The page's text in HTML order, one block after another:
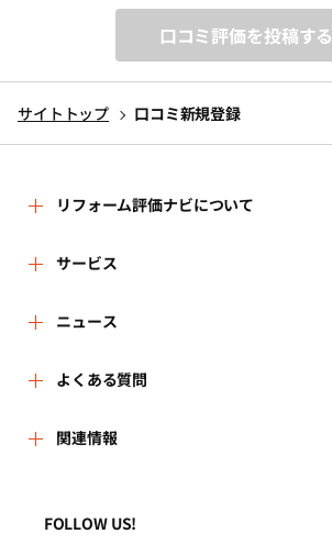
口コミ評価を投稿する
サイトトップ 口コミ新規登録
リフォーム評価ナビについて
リフォーム評価ナビとは
運営体制
はじめての方へ
事務局へのお問い合せ
地域の相談窓口のみなさまへ
サービス
リフォーム会社を探す
リフォーム事例を見る
リフォームを相談する
ニュース
新着情報
講習会・セミナー
よくある質問
よくある質問
関連情報
FOLLOW US!